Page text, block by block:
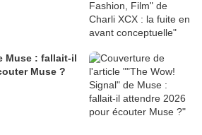
Muse : fallait-il
Muse ?